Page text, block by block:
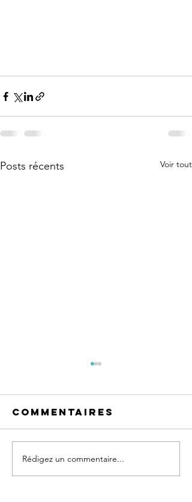
Posts récents Voir tout
Accrobranche
nocturne Aix
Commentaires
Rédigez un commentaire...